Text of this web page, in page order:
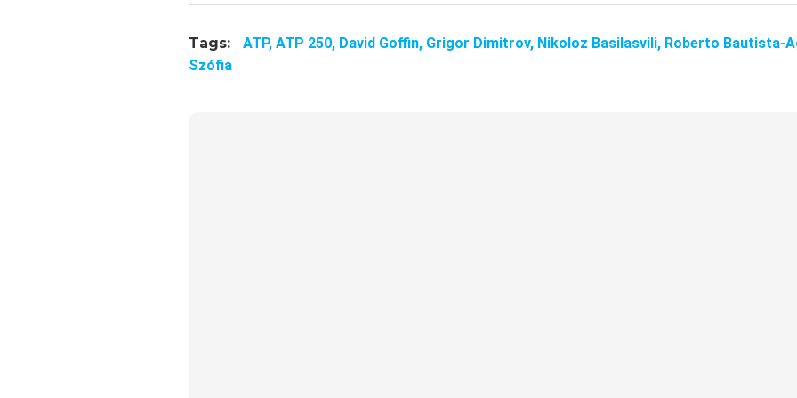
Tags: ATP, ATP 250, David Goffin, Grigor Dimitrov, Nikoloz Basilasvili, Roberto Bautista-
Szófia